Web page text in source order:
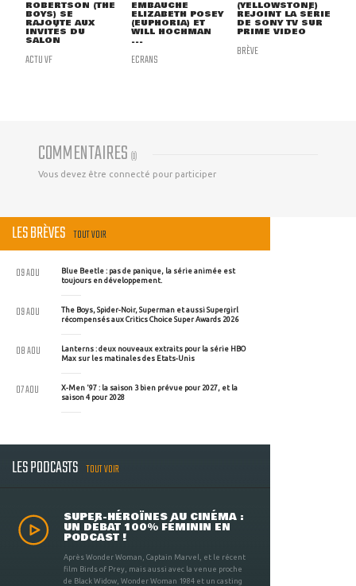
ROBERTSON (THE
BOYS) SE
RAJOUTE AUX
INVITÉS DU
SALON
ACTU VF
EMBAUCHE
ELIZABETH POSEY
(EUPHORIA) ET
WILL HOCHMAN
...
ECRANS
(YELLOWSTONE)
REJOINT LA SÉRIE
DE SONY TV SUR
PRIME VIDEO
BRÈVE
COMMENTAIRES (0)
Vous devez être connecté pour participer
LES BRÈVES TOUT VOIR
Blue Beetle : pas de panique, la série animée est
toujours en développement.
09 AOU
The Boys, Spider-Noir, Superman et aussi Supergirl
récompensés aux Critics Choice Super Awards 2026
09 AOU
Lanterns : deux nouveaux extraits pour la série HBO
Max sur les matinales des Etats-Unis
08 AOU
X-Men '97 : la saison 3 bien prévue pour 2027, et la
saison 4 pour 2028
07 AOU
LES PODCASTS TOUT VOIR
SUPER-HÉROÏNES AU CINÉMA :
UN DÉBAT 100% FÉMININ EN
PODCAST !
Après Wonder Woman, Captain Marvel, et le récent
film Birds of Prey, mais aussi avec la venue proche
de Black Widow, Wonder Woman 1984 et un casting